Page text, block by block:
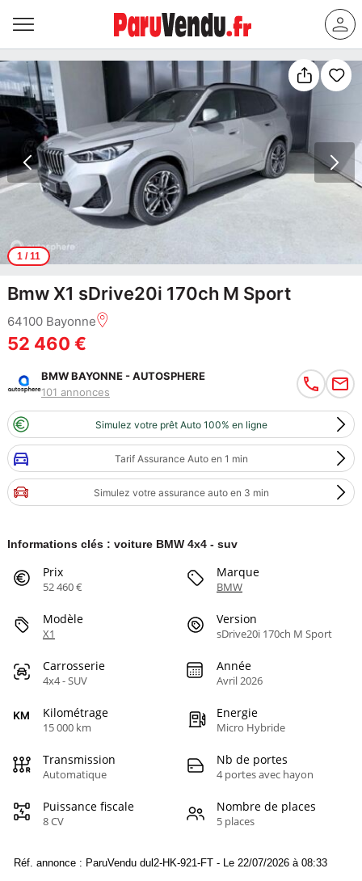
1/ 11
Bmw X1 sDrive20i 170ch M Sport
64100 Bayonne
52 460 €
BMW BAYONNE - AUTOSPHERE
101 annonces
Simulez votre prêt Auto 100% en ligne
Tarif Assurance Auto en 1 min
Simulez votre assurance auto en 3 min
Informations clés : voiture BMW 4x4 - suv
Prix
52 460 €
Marque
BMW
Modèle
X1
Version
sDrive20i 170ch M Sport
Carrosserie
4x4 - SUV
Année
Avril 2026
Kilométrage
15 000 km
Energie
Micro Hybride
Transmission
Automatique
Nb de portes
4 portes avec hayon
Puissance fiscale
8 CV
Nombre de places
5 places
Réf. annonce : ParuVendu dul2-HK-921-FT - Le 22/07/2026 à 08:33